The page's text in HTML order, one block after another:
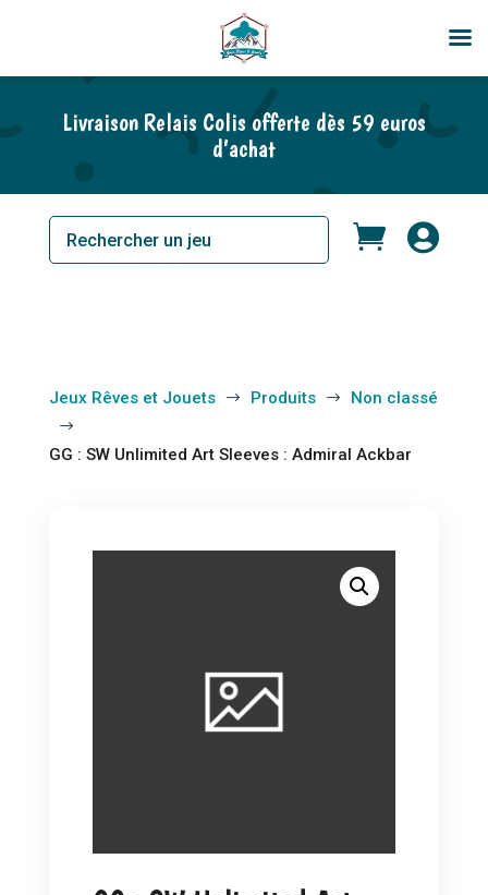
Livraison Relais Colis offerte dès 59 euros
d’achat
 
Jeux Rêves et Jouets $ Produits $ Non classé
$
GG : SW Unlimited Art Sleeves : Admiral Ackbar